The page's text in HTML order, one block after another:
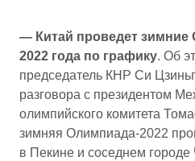
— Китай проведет зимние
2022 года по графику. Об
председатель КНР Си
разговора с президентом
олимпийского комитета
зимняя Олимпиада-2022
в Пекине и соседнем городе